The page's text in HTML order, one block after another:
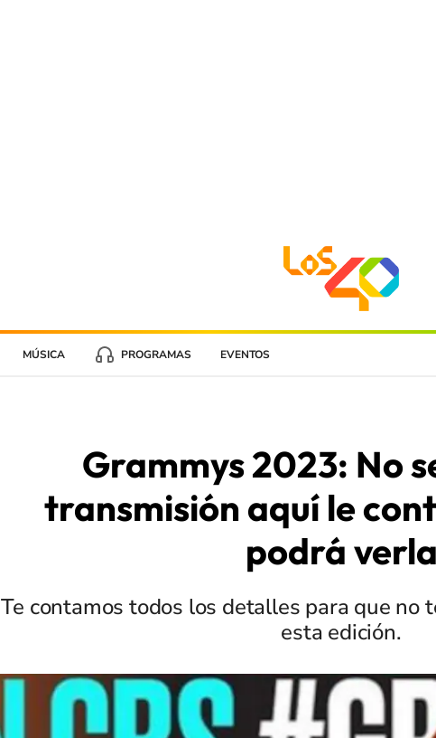
MÚSICA PROGRAMAS EVENTOS
Grammys 2023: No
transmisión aquí le
podrá verla
Te contamos todos los detalles para que no
esta edición.